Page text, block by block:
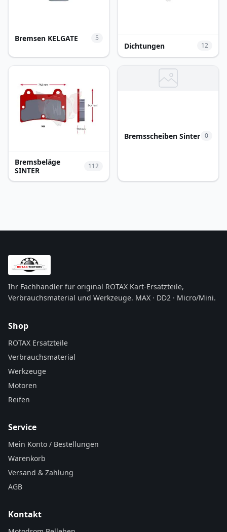
Bremsen KELGATE 5
Dichtungen 12
Bremsbeläge
SINTER
112
Bremsscheiben Sinter 0
Ihr Fachhändler für original ROTAX Kart-Ersatzteile,
Verbrauchsmaterial und Werkzeuge. MAX · DD2 · Micro/Mini.
Shop
ROTAX Ersatzteile
Verbrauchsmaterial
Werkzeuge
Motoren
Reifen
Service
Mein Konto / Bestellungen
Warenkorb
Versand & Zahlung
AGB
Kontakt